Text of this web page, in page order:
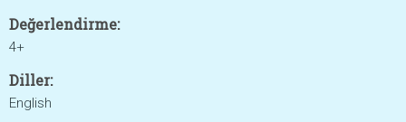
Değerlendirme:
4+
Diller:
English